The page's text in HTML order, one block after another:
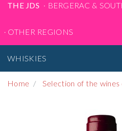
THE JDS BERGERAC &
OTHER REGIONS
WHISKIES
Home Selection of the